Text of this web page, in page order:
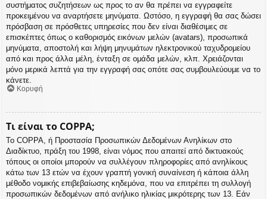
συστήματος συζητήσεων ως προς το αν θα πρέπει να εγγραφείτε
προκειμένου να αναρτήσετε μηνύματα. Ωστόσο, η εγγραφή θα σας δώσει
πρόσβαση σε πρόσθετες υπηρεσίες που δεν είναι διαθέσιμες σε
επισκέπτες όπως ο καθορισμός εικόνων μελών (avatars), προσωπικά
μηνύματα, αποστολή και λήψη μηνυμάτων ηλεκτρονικού ταχυδρομείου
από και προς άλλα μέλη, ένταξη σε ομάδα μελών, κλπ. Χρειάζονται
μόνο μερικά λεπτά για την εγγραφή σας οπότε σας συμβουλεύουμε να το
κάνετε.
Κορυφή
Τι είναι το COPPA;
Το COPPA, ή Προστασία Προσωπικών Δεδομένων Ανηλίκων στο
Διαδίκτυο, πράξη του 1998, είναι νόμος που απαιτεί από δικτυακούς
τόπους οι οποίοι μπορούν να συλλέγουν πληροφορίες από ανηλίκους
κάτω των 13 ετών να έχουν γραπτή γονική συναίνεση ή κάποια άλλη
μέθοδο νομικής επιβεβαίωσης κηδεμόνα, που να επιτρέπει τη συλλογή
προσωπικών δεδομένων από ανήλικο ηλικίας μικρότερης των 13. Εάν